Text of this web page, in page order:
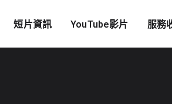
短片資訊 YouTube影片 服務